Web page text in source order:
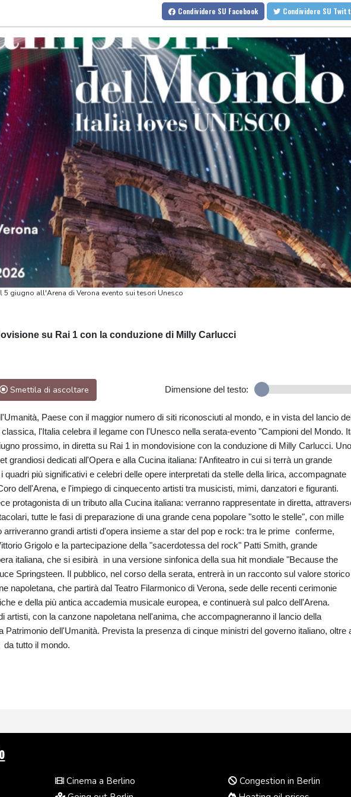
Novità allo studio per il codice strada, da bici a multe e patente a
Novità allo studio per il codice strada, da bici a multe e patente a
MotoGp: Inghilterra; prima fila Aprilia con Martin in pole, sesto
Condividere SU Facebook Condividere SU
giugno all'Arena di Verona evento sui tesori Unesco
su Rai 1 con la conduzione di Milly Carlucci
Smettila di ascoltare Dimensione del testo:
Paese con il maggior numero di siti riconosciuti al mondo, e in vista del lancio
l'Italia celebra il legame con l'Unesco nella serata-evento "Campioni del Mondo.
prossimo, in diretta su Rai 1 in mondovisione con la conduzione di Milly Carlucci. Uno
grandiosi dedicati all'Opera e alla Cucina italiana: l'Anfiteatro in cui si terrà un grande
quadri più significativi e celebri delle opere interpretati da stelle della lirica, accompagnate
dell'Arena, e l'impiego di cinquecento artisti tra musicisti, mimi, danzatori e figuranti.
protagonista di un tributo alla Cucina italiana: verranno rappresentate in diretta,
tutte le fasi di preparazione di una grande cena popolare "sotto le stelle", con mille
arriveranno grandi artisti d'opera insieme a star del pop e rock: tra le prime conferme,
Grigolo e la partecipazione della "sacerdotessa del rock" Patti Smith, grande
italiana, che si esibirà in una versione sinfonica della sua hit mondiale "Because the
Springsteen. Il pubblico, nel corso della serata, entrerà in un racconto sul valore
napoletana, che partirà dal Teatro Filarmonico di Verona, sede delle recenti cerimonie
e della più antica accademia musicale europea, e continuerà sul palco dell'Arena.
artisti, con la canzone napoletana nell'anima, che accompagneranno il lancio della
Patrimonio dell'Umanità. Prevista la presenza di cinque ministri del governo italiano, oltre
tutto il mondo.
Cinema a Berlino
Congestion in Berlin